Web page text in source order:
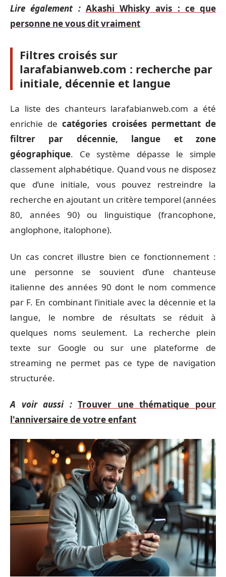
Lire également : Akashi Whisky avis : ce que
personne ne vous dit vraiment
Filtres croisés sur
larafabianweb.com : recherche par
initiale, décennie et langue
La liste des chanteurs larafabianweb.com a été
enrichie decatégories croisées permettant de
filtrer par décennie, langue et zone
géographique. Ce système dépasse le simple
classement alphabétique. Quand vous ne disposez
que d’une initiale, vous pouvez restreindre la
recherche en ajoutant un critère temporel (années
80, années 90) ou linguistique (francophone,
anglophone, italophone).
Un cas concret illustre bien ce fonctionnement :
une personne se souvient d’une chanteuse
italienne des années 90 dont le nom commence
par F. En combinant l’initiale avec la décennie et la
langue, le nombre de résultats se réduit à
quelques noms seulement. La recherche plein
texte sur Google ou sur une plateforme de
streaming ne permet pas ce type de navigation
structurée.
A voir aussi : Trouver une thématique pour
l'anniversaire de votre enfant